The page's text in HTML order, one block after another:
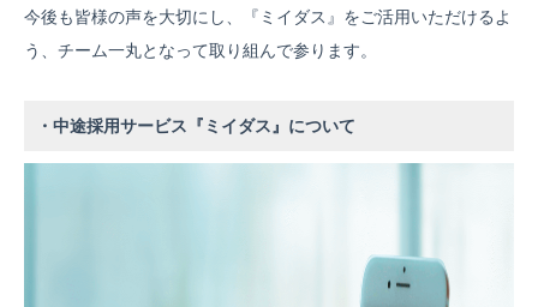
今後も皆様の声を大切にし、『ミイダス』をご活用いただけるよ
う、チーム一丸となって取り組んで参ります。
・中途採用サービス『ミイダス』について